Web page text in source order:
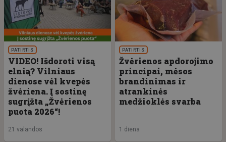
PATIRTIS
VIDEO! Išdoroti visą
elnią? Vilniaus
dienose vėl kvepės
žvėriena. Į sostinę
sugrįžta „Žvėrienos
puota 2026“!
21 valandos
PATIRTIS
Žvėrienos apdorojimo
principai, mėsos
brandinimas ir
atrankinės
medžioklės svarba
1 diena